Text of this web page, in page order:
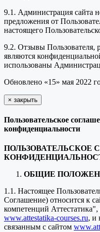
9.1. Администрация сайта
предложения от
настоящего
9.2. Отзывы Пользователя,
являются
использованы
Обновлено «15» мая 2022
× закрыть
Пользовательское
конфиденциальности
ПОЛЬЗОВАТЕЛЬСКОЕ
ОБЩИЕ
1.1. Настоящее
Соглашение) относится к
компетенций
www.attestatika-courses.ru, и
связанным с сайтом